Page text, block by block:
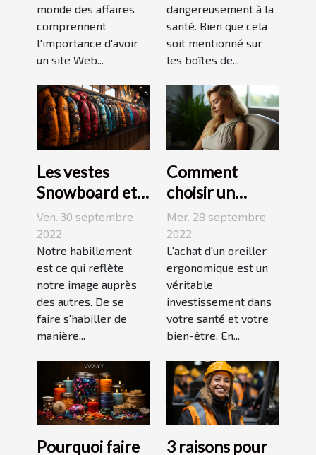
monde des affaires
comprennent
l'importance d'avoir
un site Web...
dangereusement à la
santé. Bien que cela
soit mentionné sur
les boîtes de...
Les vestes
Snowboard et
Ski
Ven. 30 septembre
2022
Notre habillement
est ce qui reflète
notre image auprès
des autres. De se
faire s'habiller de
manière...
Comment
choisir un
oreiller
ergonomique ?
Mer. 28 septembre
2022
L'achat d'un oreiller
ergonomique est un
véritable
investissement dans
votre santé et votre
bien-être. En...
Pourquoi faire 3 raisons pour